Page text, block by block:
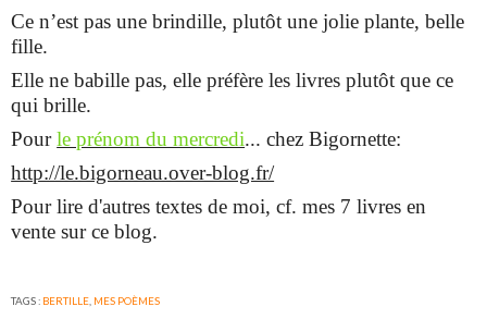
Ce n’est pas une brindille, plutôt une jolie plante, belle
fille.
Elle ne babille pas, elle préfère les livres plutôt que ce
qui brille.
Pourle prénom du mercredi... chez Bigornette:
http://le.bigorneau.over-blog.fr/
Pour lire d'autres textes de moi, cf. mes 7 livres en
vente sur ce blog.
TAGS : BERTILLE MES POÈMES